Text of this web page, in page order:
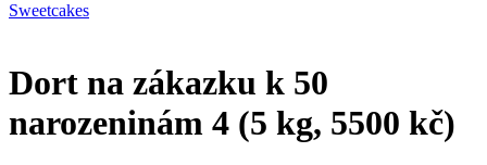
Sweetcakes
Dort na zákazku k 50
narozeninám 4 (5 kg, 5500 kč)